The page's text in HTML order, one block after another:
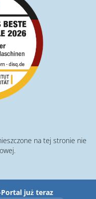
na tej stronie nie
już teraz